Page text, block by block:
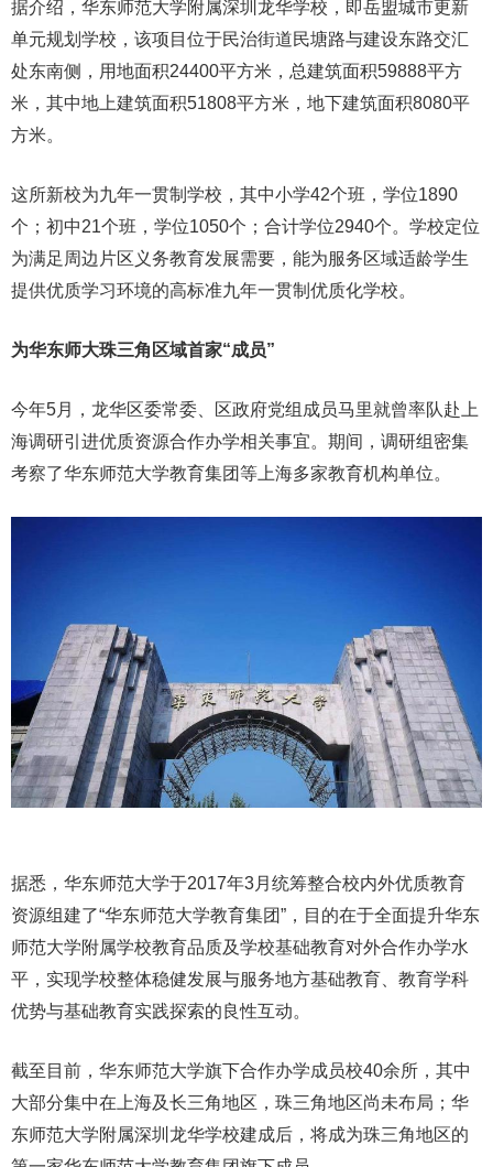
据介绍，华东师范大学附属深圳龙华学校，即岳盟城市更新
单元规划学校，该项目位于民治街道民塘路与建设东路交汇
处东南侧，用地面积24400平方米，总建筑面积59888平方
米，其中地上建筑面积51808平方米，地下建筑面积8080平
方米。
这所新校为九年一贯制学校，其中小学42个班，学位1890
个；初中21个班，学位1050个；合计学位2940个。学校定位
为满足周边片区义务教育发展需要，能为服务区域适龄学生
提供优质学习环境的高标准九年一贯制优质化学校。
为华东师大珠三角区域首家“成员”
今年5月，龙华区委常委、区政府党组成员马里就曾率队赴上
海调研引进优质资源合作办学相关事宜。期间，调研组密集
考察了华东师范大学教育集团等上海多家教育机构单位。
据悉，华东师范大学于2017年3月统筹整合校内外优质教育
资源组建了“华东师范大学教育集团”，目的在于全面提升华东
师范大学附属学校教育品质及学校基础教育对外合作办学水
平，实现学校整体稳健发展与服务地方基础教育、教育学科
优势与基础教育实践探索的良性互动。
截至目前，华东师范大学旗下合作办学成员校40余所，其中
大部分集中在上海及长三角地区，珠三角地区尚未布局；华
东师范大学附属深圳龙华学校建成后，将成为珠三角地区的